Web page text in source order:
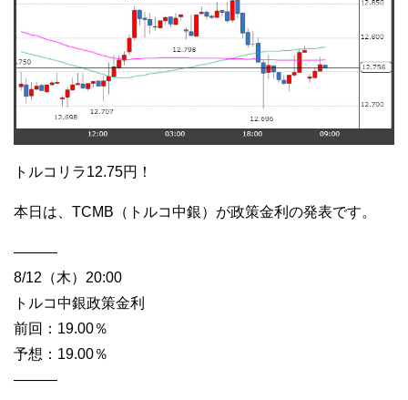
トルコリラ12.75円！
本日は、TCMB（トルコ中銀）が政策金利の発表です。
———
8/12（木）20:00
トルコ中銀政策金利
前回：19.00％
予想：19.00％
———